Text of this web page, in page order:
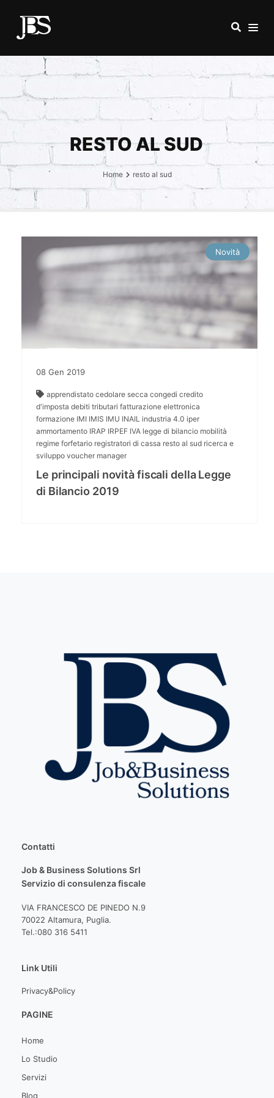
RESTO AL SUD
Home resto al sud
Novità
08 Gen 2019
apprendistato cedolare secca congedi credito
d'imposta debiti tributari fatturazione elettronica
formazione IMI IMIS IMU INAIL industria 4.0 iper
ammortamento IRAP IRPEF IVA legge di bilancio mobilità
regime forfetario registratori di cassa resto al sud ricerca e
sviluppo voucher manager
Le principali novità fiscali della Legge
di Bilancio 2019
Contatti
Job & Business Solutions Srl
Servizio di consulenza fiscale
VIA FRANCESCO DE PINEDO N.9
70022 Altamura, Puglia.
Tel.:080 316 5411
Link Utili
Privacy&Policy
PAGINE
Home
Lo Studio
Servizi
Blog